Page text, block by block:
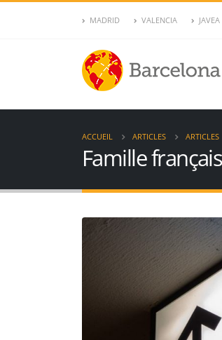
MADRID VALENCIA
ACCUEIL ARTICLES ARTICLES
Famille
Nie, certificats de
visas… : suspension
les procédures